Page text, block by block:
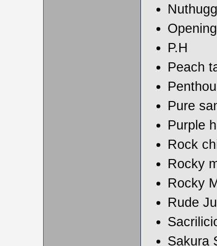
P.H
Peach
Pure
Purple
Rock
Rocky
Rocky
Rude
Sakura